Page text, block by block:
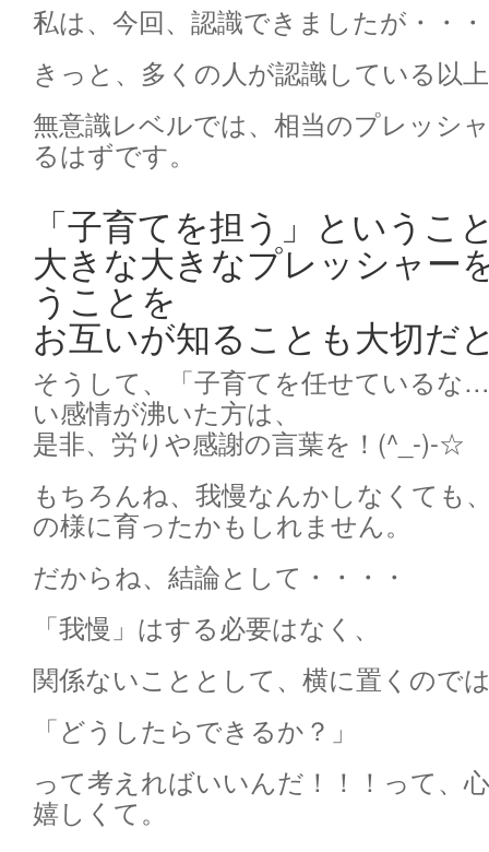
私は、今回、認識できましたが・・・
きっと、多くの人が認識している以
無意識レベルでは、相当のプレッシ
るはずです。
「子育てを担う」というこ
大きな大きなプレッシャー
うことを
お互いが知ることも大切だ
そうして、「子育てを任せているな
い感情が沸いた方は、
是非、労りや感謝の言葉を！(^_-)-☆
もちろんね、我慢なんかしなくても
の様に育ったかもしれません。
だからね、結論として・・・・
「我慢」はする必要はなく、
関係ないこととして、横に置くので
「どうしたらできるか？」
って考えればいいんだ！！！って、
嬉しくて。